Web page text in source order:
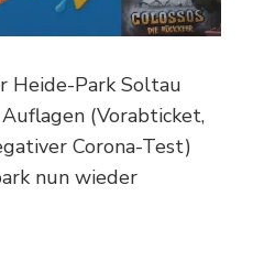
Heide-Park Soltau
(Vorabticket,
Corona-Test)
nun wieder